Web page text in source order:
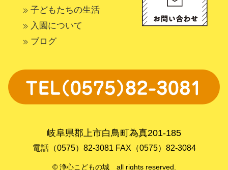
子どもたちの生活
入園について
ブログ
岐阜県郡上市白鳥町為真201-185
電話（0575）82-3081 FAX（0575）82-3084
© 浄心こどもの城 all rights reserved.